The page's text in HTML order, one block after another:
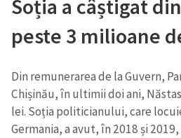
Soția a câștigat
peste 3 milioane
Din remunerarea de la Guvern,
Chișinău, în ultimii doi ani,
lei. Soția politicianului, care
Germania, a avut, în 2018 și